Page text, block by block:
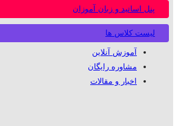
لیست کلاس ها
پنل اساتید و زبان آموزان
آموزش آنلاین
مشاوره رایگان
اخبار و مقالات